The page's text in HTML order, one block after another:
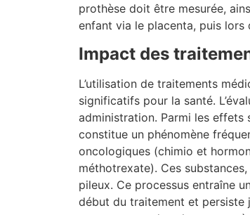
prothèse doit être mesurée,
enfant via le placenta, puis lors
Impact des
L’utilisation de traitements
significatifs pour la santé.
administration. Parmi les effets
constitue un phénomène
oncologiques (chimio et
méthotrexate). Ces
pileux. Ce processus entraîne
début du traitement et persiste